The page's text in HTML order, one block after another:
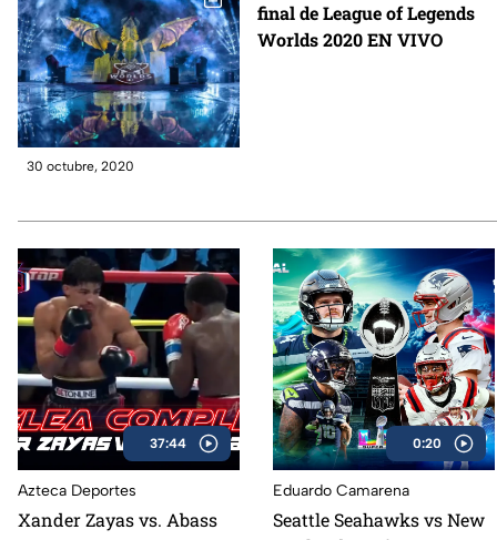
final de League of Legends
Worlds 2020 EN VIVO
30 octubre, 2020
37:44
Azteca Deportes
Xander Zayas vs. Abass
0:20
Eduardo Camarena
Seattle Seahawks vs New